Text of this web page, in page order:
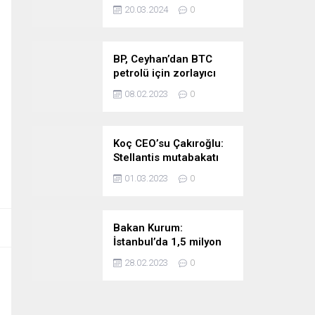
stratejimize sadık
kalacağız
20.03.2024 0
BP, Ceyhan’dan BTC
petrolü için zorlayıcı
sebep ilan etti
08.02.2023 0
Koç CEO’su Çakıroğlu:
Stellantis mutabakatı
Tofaş’ı kıymetli bir
noktaya taşıyor
01.03.2023 0
Bakan Kurum:
İstanbul’da 1,5 milyon
riskli konutu
taşıyacağız
28.02.2023 0